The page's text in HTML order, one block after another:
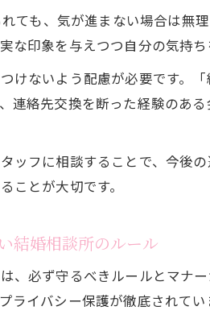
仮交際で
結婚相
結婚相
断り方
結婚相
情報交
LINE交換を
ても、気が進まない場合は無
な印象を与えつつ自分の気持ち
けないよう配慮が必要です。
連絡先交換を断った経験のあ
ッフに相談することで、今後
ことが大切です。
結婚相談所のルール
、必ず守るべきルールとマナ
ライバシー保護が徹底されてい